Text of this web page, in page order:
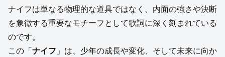
ナイフは単なる物理的な道具ではなく、内面の強さや決断
を象徴する重要なモチーフとして歌詞に深く刻まれている
のです。
この「 ナイフ 」は、少年の成長や変化、そして未来に向か